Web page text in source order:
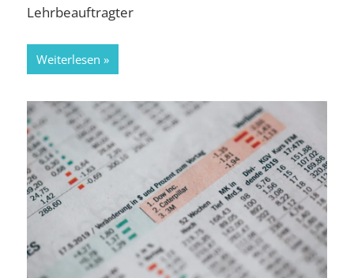
Lehrbeauftragter
Weiterlesen